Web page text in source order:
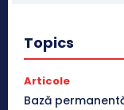
Topics
Articole
Bază